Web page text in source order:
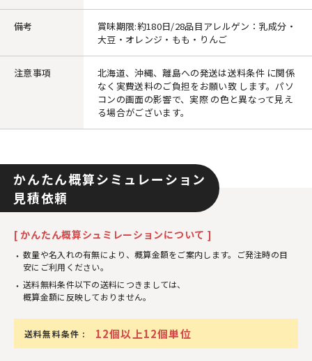
備考
賞味期限:約180日/28品目アレルゲン：乳成分・
大豆・オレンジ・もも・りんご
注意事項
北海道、沖縄、離島への発送は送料条件 に関係
なく実費送料のご負担をお願い致 します。パソ
コンの画面の影響で、実際 の色と異なって見え
る場合がございます。
かんたん概算シミュレーション
見積依頼
[ かんたん概算シュミレーションについて ]
数量や名入れの有無により、概算金額をご案内します。ご発注時の目
安にご利用ください。
送料無料条件以下の送料につきましては、
概算金額に反映しておりません。
送料無料条件 : 12個以上12個単位